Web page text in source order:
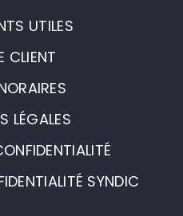
UTILES
CLIENT
LÉGALES
SYNDIC